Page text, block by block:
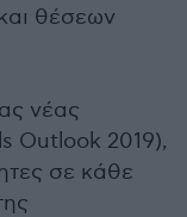
θέσεων
νέας
Outlook 2019),
σε κάθε